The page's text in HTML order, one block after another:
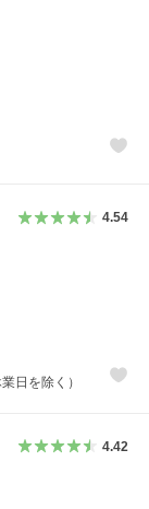
4.54
日を除く）
4.42